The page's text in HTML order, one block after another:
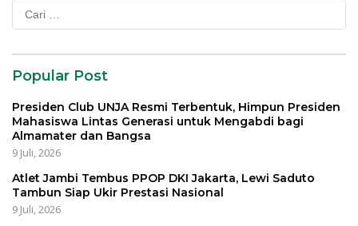
Popular Post
Presiden Club UNJA Resmi Terbentuk, Himpun Presiden
Mahasiswa Lintas Generasi untuk Mengabdi bagi
Almamater dan Bangsa
9 Juli, 2026
Atlet Jambi Tembus PPOP DKI Jakarta, Lewi Saduto
Tambun Siap Ukir Prestasi Nasional
9 Juli, 2026